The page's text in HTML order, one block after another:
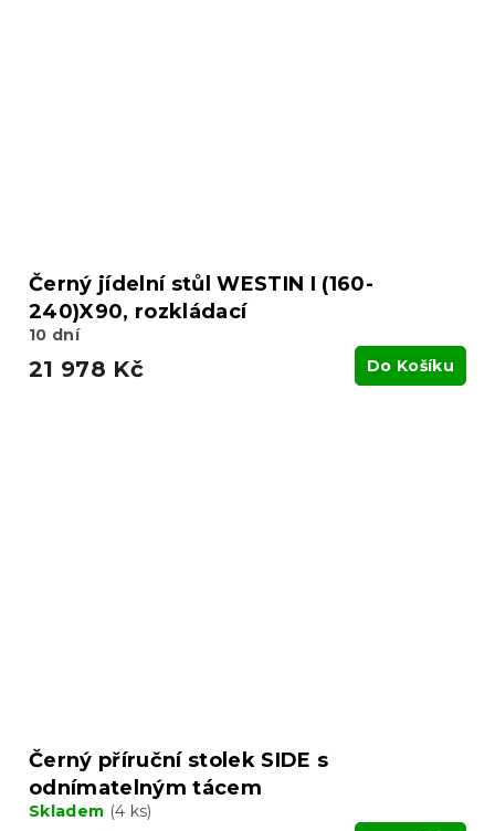
Černý jídelní stůl WESTIN I (160-
240)X90, rozkládací
10 dní
21 978 Kč Do Košíku
Černý příruční stolek SIDE s
odnímatelným tácem
Skladem (4 ks)